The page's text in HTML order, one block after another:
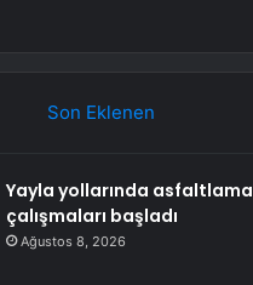
Son Eklenen
Yayla yollarında asfaltlama
çalışmaları başladı
Ağustos 8, 2026